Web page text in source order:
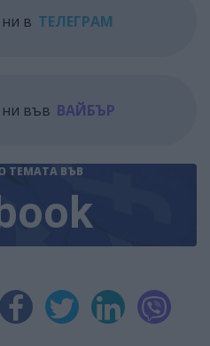
в ТЕЛЕГРАМ
във ВАЙБЪР
ТЕМАТА ВЪВ